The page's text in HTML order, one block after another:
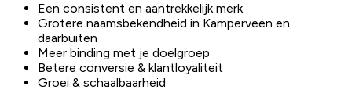
Een consistent en aantrekkelijk merk
Grotere naamsbekendheid in Kamperveen en
daarbuiten
Meer binding met je doelgroep
Betere conversie & klantloyaliteit
Groei & schaalbaarheid